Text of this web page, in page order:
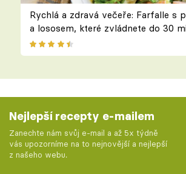
Rychlá a zdravá večeře: Farfalle s
a lososem, které zvládnete do 30
Nejlepší recepty e-mailem
Zanechte nám svůj e-mail a až 5x týdně
vás upozorníme na to nejnovější a nejlepší
z našeho webu.